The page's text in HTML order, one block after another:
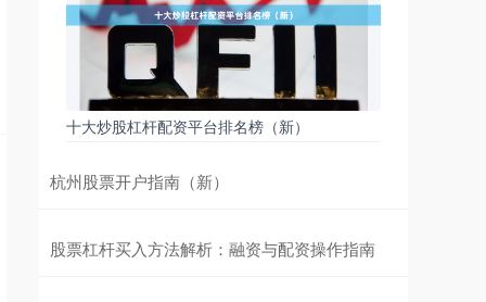
十大炒股杠杆配资平台排名榜（新）
杭州股票开户指南（新）
股票杠杆买入方法解析：融资与配资操作指南